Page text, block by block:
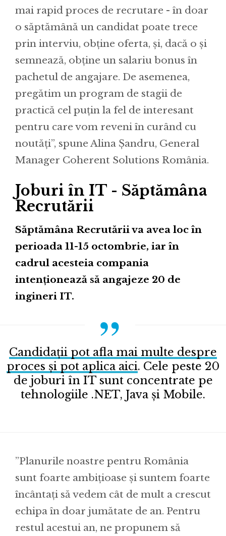
mai rapid proces de recrutare - în doar
o săptămână un candidat poate trece
prin interviu, obține oferta, și, dacă o și
semnează, obține un salariu bonus în
pachetul de angajare. De asemenea,
pregătim un program de stagii de
practică cel puțin la fel de interesant
pentru care vom reveni în curând cu
noutăți”, spune Alina Șandru, General
Manager Coherent Solutions România.
Joburi în IT - Săptămâna
Recrutării
Săptămâna Recrutării va avea loc în
perioada 11-15 octombrie, iar în
cadrul acesteia compania
intenționează să angajeze 20 de
ingineri IT.
Candidații pot afla mai multe despre
proces și pot aplica aici. Cele peste 20
de joburi în IT sunt concentrate pe
tehnologiile .NET, Java și Mobile.
”Planurile noastre pentru România
sunt foarte ambițioase și suntem foarte
încântați să vedem cât de mult a crescut
echipa în doar jumătate de an. Pentru
restul acestui an, ne propunem să